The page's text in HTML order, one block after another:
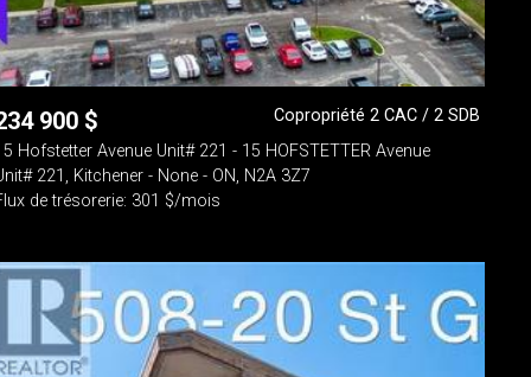
900 $
Copropriété 2 CAC / 2 SDB
Hofstetter Avenue Unit# 221 - 15 HOFSTETTER Avenue
221, Kitchener - None - ON, N2A 3Z7
de trésorerie: 301 $/mois